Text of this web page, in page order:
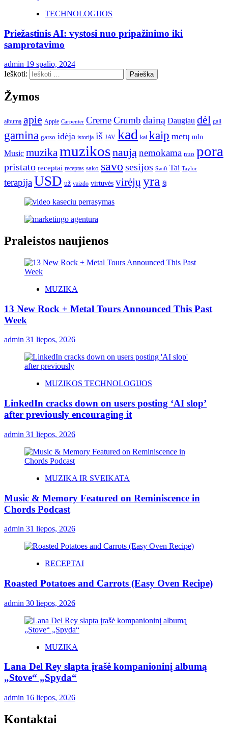
TECHNOLOGIJOS
Priežastinis AI: vystosi nuo pripažinimo iki
samprotavimo
admin 19 spalio, 2024
Ieškoti:
Žymos
albumą apie Apple Carpenter CremeCrumb dainą Daugiau dėl gali
gamina garso idėja istorija iš JAV kad kai kaip metų mln
Music muzikamuzikosnaująnemokama nuo pora
pristato receptai receptas sako savo sesijos Swift Tai Taylor
terapijaUSD už vaizdo virtuvės virėjų yra šį
Praleistos naujienos
MUZIKA
13 New Rock + Metal Tours Announced This Past
Week
admin 31 liepos, 2026
MUZIKOS TECHNOLOGIJOS
LinkedIn cracks down on users posting ‘AI slop’
after previously encouraging it
admin 31 liepos, 2026
MUZIKA IR SVEIKATA
Music & Memory Featured on Reminiscence in
Chords Podcast
admin 31 liepos, 2026
RECEPTAI
Roasted Potatoes and Carrots (Easy Oven Recipe)
admin 30 liepos, 2026
MUZIKA
Lana Del Rey slapta įrašė kompanioninį albumą
„Stove“ „Spyda“
admin 16 liepos, 2026
Kontaktai